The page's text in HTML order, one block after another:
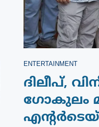
ENTERTAINMENT
ദിലീപ്,
ഗോകുലം